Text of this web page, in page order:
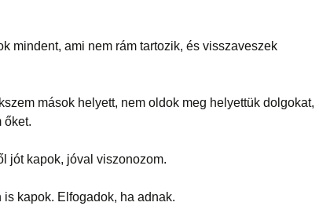
ami nem rám tartozik, és visszaveszek
mások helyett, nem oldok meg helyettük dolgokat,
őket.
jóval viszonozom.
Elfogadok, ha adnak.